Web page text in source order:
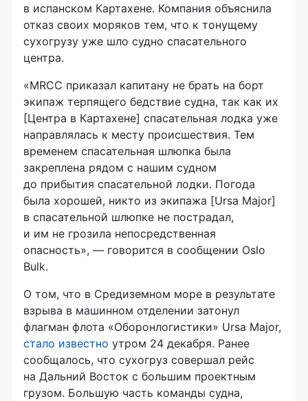
в испанском Картахене. Компания объяснила
отказ своих моряков тем, что к тонущему
сухогрузу уже шло судно спасательного
центра.
«MRCC приказал капитану не брать на борт
экипаж терпящего бедствие судна, так как их
[Центра в Картахене] спасательная лодка уже
направлялась к месту происшествия. Тем
временем спасательная шлюпка была
закреплена рядом с нашим судном
до прибытия спасательной лодки. Погода
была хорошей, никто из экипажа [Ursa Major]
в спасательной шлюпке не пострадал,
и им не грозила непосредственная
опасность», — говорится в сообщении Oslo
Bulk.
О том, что в Средиземном море в результате
взрыва в машинном отделении затонул
флагман флота «Оборонлогистики» Ursa Major,
стало известно утром 24 декабря. Ранее
сообщалось, что сухогруз совершал рейс
на Дальний Восток с большим проектным
грузом. Большую часть команды судна,